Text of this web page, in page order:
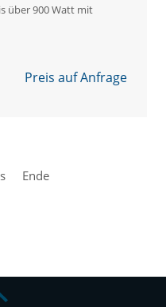
über 900 Watt mit
Preis auf Anfrage
Ende